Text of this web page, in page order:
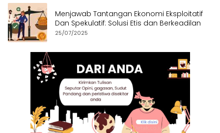
Menjawab Tantangan Ekonomi Eksploitatif
Dan Spekulatif: Solusi Etis dan Berkeadilan
25/07/2025